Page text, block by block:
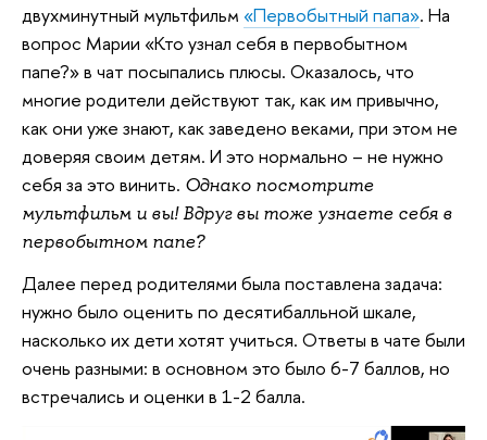
двухминутный мультфильм «Первобытный папа». На
вопрос Марии «Кто узнал себя в первобытном
папе?» в чат посыпались плюсы. Оказалось, что
многие родители действуют так, как им привычно,
как они уже знают, как заведено веками, при этом не
доверяя своим детям. И это нормально – не нужно
себя за это винить. Однако посмотрите
мультфильм и вы! Вдруг вы тоже узнаете себя в
первобытном папе?
Далее перед родителями была поставлена задача:
нужно было оценить по десятибалльной шкале,
насколько их дети хотят учиться. Ответы в чате были
очень разными: в основном это было 6-7 баллов, но
встречались и оценки в 1-2 балла.